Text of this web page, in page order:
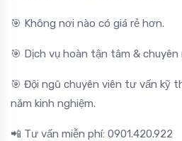
🎯 Không nơi nào có giá rẻ hơn.
🎯 Dịch vụ hoàn tận tâm & chuyên
🎯 Đội ngũ chuyên viên tư vấn kỹ
năm kinh nghiệm.
📲 Tư vấn miễn phí: 0901.420.922